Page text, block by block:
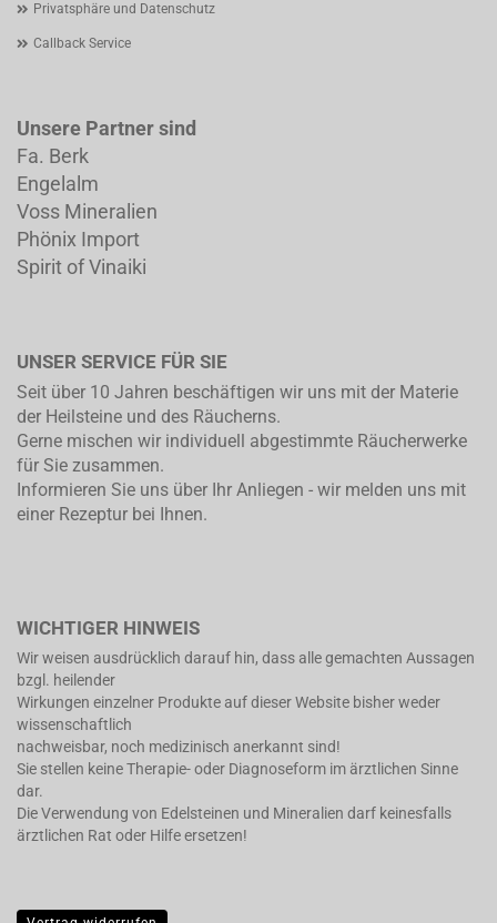
Privatsphäre und Datenschutz
Callback Service
Unsere Partner sind
Fa. Berk
Engelalm
Voss Mineralien
Phönix Import
Spirit of Vinaiki
UNSER SERVICE FÜR SIE
Seit über 10 Jahren beschäftigen wir uns mit der Materie
der Heilsteine und des Räucherns.
Gerne mischen wir individuell abgestimmte Räucherwerke
für Sie zusammen.
Informieren Sie uns über Ihr Anliegen - wir melden uns mit
einer Rezeptur bei Ihnen.
WICHTIGER HINWEIS
Wir weisen ausdrücklich darauf hin, dass alle gemachten Aussagen
bzgl. heilender
Wirkungen einzelner Produkte auf dieser Website bisher weder
wissenschaftlich
nachweisbar, noch medizinisch anerkannt sind!
Sie stellen keine Therapie- oder Diagnoseform im ärztlichen Sinne
dar.
Die Verwendung von Edelsteinen und Mineralien darf keinesfalls
ärztlichen Rat oder Hilfe ersetzen!